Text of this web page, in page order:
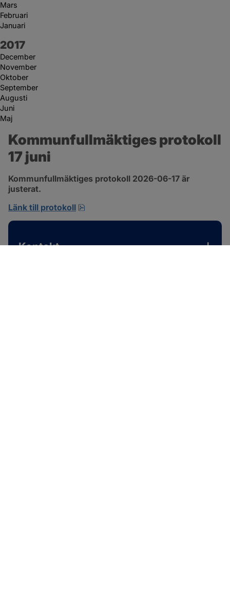
Mars
Februari
Januari
År:
2017
December
November
Oktober
September
Augusti
Juni
Maj
Kommunfullmäktiges protokoll
17 juni
Kommunfullmäktiges protokoll 2026-06-17 är
justerat.
Länk till protokoll
Kontakt